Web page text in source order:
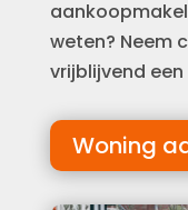
weten? Neem
vrijblijvend
Woning